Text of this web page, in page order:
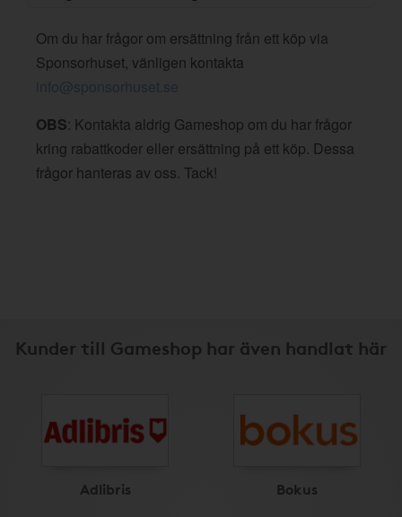
Om du har frågor om ersättning från ett köp via
Sponsorhuset, vänligen kontakta
info@sponsorhuset.se
OBS: Kontakta aldrig Gameshop om du har frågor
kring rabattkoder eller ersättning på ett köp. Dessa
frågor hanteras av oss. Tack!
Kunder till Gameshop har även handlat här
Adlibris Bokus